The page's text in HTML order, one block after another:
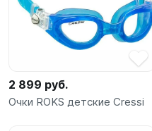
Бренды
2 899 руб.
Очки ROKS детские Cressi